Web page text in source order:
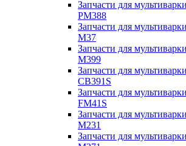
Запчасти для
PM388
Запчасти для
M37
Запчасти для
M399
Запчасти для
CB391S
Запчасти для
FM41S
Запчасти для
M231
Запчасти для